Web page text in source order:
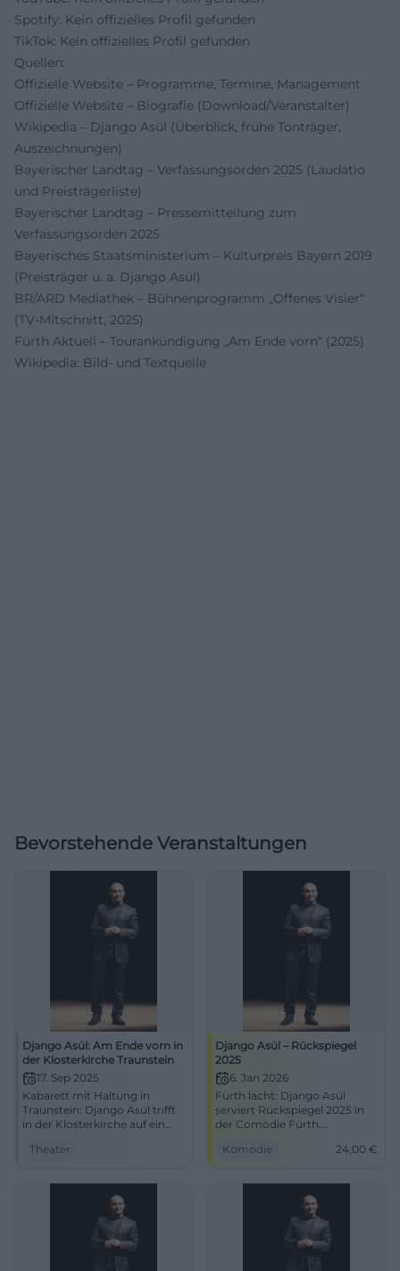
Spotify: Kein offizielles Profil gefunden
TikTok: Kein offizielles Profil gefunden
Quellen:
Offizielle Website – Programme, Termine, Management
Offizielle Website – Biografie (Download/Veranstalter)
Wikipedia – Django Asül (Überblick, frühe Tonträger,
Auszeichnungen)
Bayerischer Landtag – Verfassungsorden 2025 (Laudatio
und Preisträgerliste)
Bayerischer Landtag – Pressemitteilung zum
Verfassungsorden 2025
Bayerisches Staatsministerium – Kulturpreis Bayern 2019
(Preisträger u. a. Django Asül)
BR/ARD Mediathek – Bühnenprogramm „Offenes Visier“
(TV-Mitschnitt, 2025)
Fürth Aktuell – Tourankündigung „Am Ende vorn“ (2025)
Wikipedia: Bild- und Textquelle
Bevorstehende Veranstaltungen
Django Asül: Am Ende vorn in
der Klosterkirche Traunstein
17. Sep 2025
Kabarett mit Haltung in
Traunstein: Django Asül trifft
in der Klosterkirche auf ein
Tempo und Atmosphäre liebt.
Theater
Django Asül – Rückspiegel
2025
6. Jan 2026
Fürth lacht: Django Asül
serviert Rückspiegel 2025 in
der Comödie Fürth.
ab 24 €. Scharfes
Publikumsreaktion – jetzt
Plätze sichern! #Kabarett
Komödie 24,00 €